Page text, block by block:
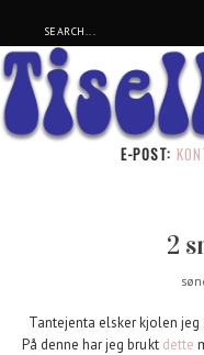
E-POST:
2
Tantejenta elsker kjolen
På denne har jeg brukt dette